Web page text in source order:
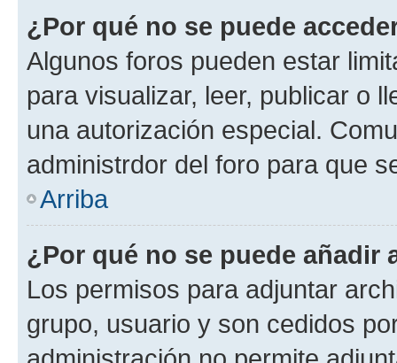
¿Por qué no se puede
Algunos foros pueden estar
para visualizar, leer, publicar o
una autorización especial.
administrdor del foro para que
Arriba
¿Por qué no se puede añadir
Los permisos para adjuntar
grupo, usuario y son cedidos